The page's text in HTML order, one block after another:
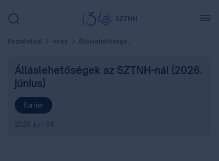
Kezdőoldal Hírek Álláslehetőségek az SZTNH-nál (2026. június)
Álláslehetőségek az SZTNH-nál (2026.
június)
Karrier
2026. jún. 04.